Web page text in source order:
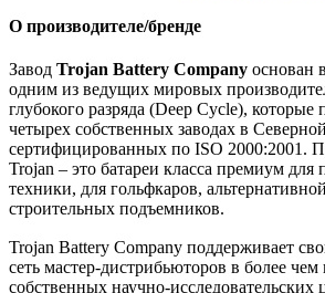
О производителе/бренде
Завод Trojan Battery Company основан
одним из ведущих мировых
глубокого разряда (Deep Cycle), которые
четырех собственных заводах в
сертифицированных по ISO 2000:2001.
Trojan – это батареи класса премиум для
техники, для гольфкаров,
строительных подъемников.
Trojan Battery Company поддерживает
сеть мастер-дистрибьюторов в более
собственных научно-исследовательских